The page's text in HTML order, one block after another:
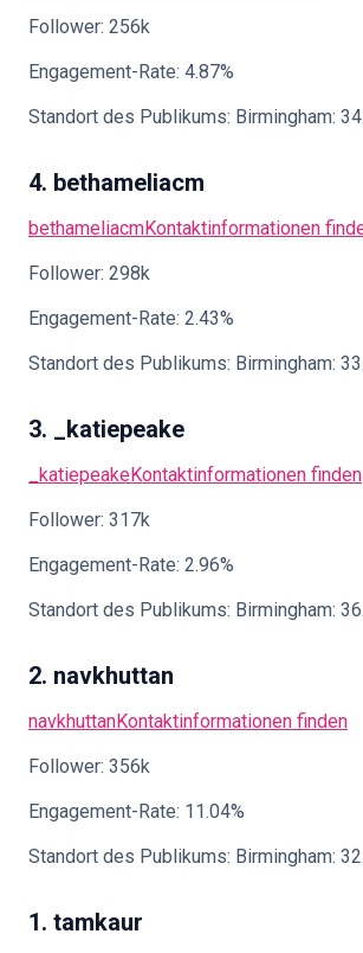
Follower: 256k
Engagement-Rate: 4.87%
Standort des Publikums: Birmingham:
4. bethameliacm
bethameliacmKontaktinformationen
Follower: 298k
Engagement-Rate: 2.43%
Standort des Publikums: Birmingham:
3. _katiepeake
_katiepeakeKontaktinformationen finden
Follower: 317k
Engagement-Rate: 2.96%
Standort des Publikums: Birmingham:
2. navkhuttan
navkhuttanKontaktinformationen finden
Follower: 356k
Engagement-Rate: 11.04%
Standort des Publikums: Birmingham:
1. tamkaur